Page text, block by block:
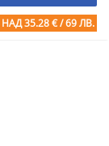
НАД 35.28 € / 69 ЛВ.